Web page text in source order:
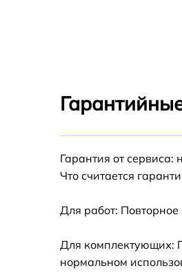
Замена сенсора
Гарантия от
Что считается
Для работ:
Для комплектующих:
нормальном